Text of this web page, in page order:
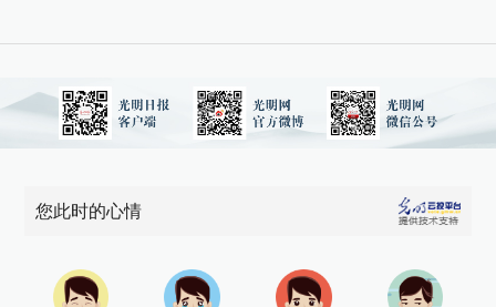
您此时的心情